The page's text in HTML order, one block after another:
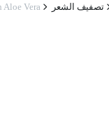
تصفيف الشعر Aloe Vera